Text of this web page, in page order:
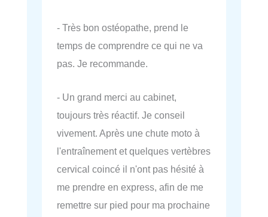
- Très bon ostéopathe, prend le
temps de comprendre ce qui ne va
pas. Je recommande.
- Un grand merci au cabinet,
toujours très réactif. Je conseil
vivement. Après une chute moto à
l'entraînement et quelques vertèbres
cervical coincé il n'ont pas hésité à
me prendre en express, afin de me
remettre sur pied pour ma prochaine